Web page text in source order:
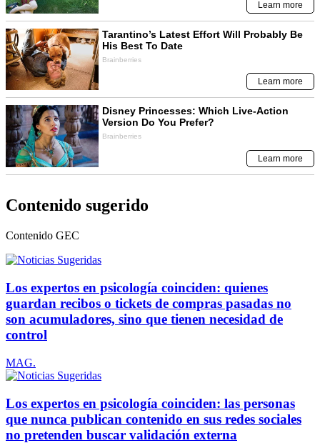
Contenido sugerido
Contenido GEC
Los expertos en psicología coinciden: quienes
guardan recibos o tickets de compras pasadas no
son acumuladores, sino que tienen necesidad de
control
MAG.
Los expertos en psicología coinciden: las personas
que nunca publican contenido en sus redes sociales
no pretenden buscar validación externa